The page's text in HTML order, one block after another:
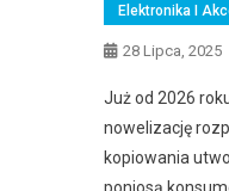
Elektronika I
28 Lipca, 2025
Już od 2026
nowelizację
kopiowania